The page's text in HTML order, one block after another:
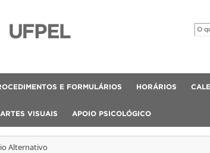
E FORMULÁRIOS HORÁRIOS
VISUAIS APOIO PSICOLÓGICO
Alternativo